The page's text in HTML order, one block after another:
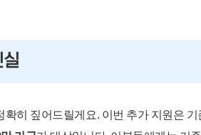
히 짚어드릴게요. 이번 추가 지원은 기